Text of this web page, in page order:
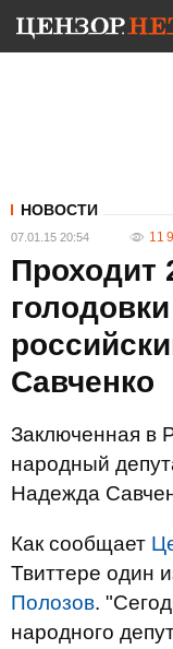
НОВОСТИ
07.01.15 20:54 11
Проходит
Савченко
Заключенная в
народный
Надежда
Как сообщает
Твиттере один
Полозов.
народного